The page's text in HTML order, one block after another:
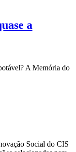
a
A Memória do
Social do CIS